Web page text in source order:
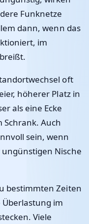
Funknetze
dann, wenn das
im
oft
höherer Platz in
als eine Ecke
Auch
sein, wenn
Nische
bestimmten Zeiten
im
Viele